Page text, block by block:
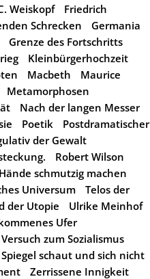
Weiskopf
Friedrich
Schrecken
Germania
Grenze des Fortschritts
Kleinbürgerhochzeit
Macbeth
Maurice
Metamorphosen
Nach der langen Messer
Poetik
Postdramatischer
der Gewalt
Robert Wilson
schmutzig machen
Universum
Telos der
der Utopie
Ulrike Meinhof
Ufer
Versuch zum Sozialismus
schaut und sich nicht
Zerrissene Innigkeit